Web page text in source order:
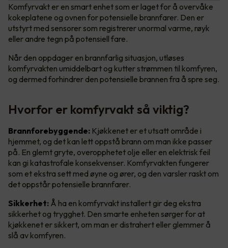
Komfyrvakt er en smart enhet som er laget for å overvåke
kokeplatene og ovnen for potensielle brannfarer. Den er
utstyrt med sensorer som registrerer unormal varme, røyk
eller andre tegn på potensiell fare.
Når den oppdager en brannfarlig situasjon, utløses
komfyrvakten umiddelbart og kutter strømmen til komfyren,
og dermed forhindrer den potensielle brannen fra å spre seg.
Hvorfor er komfyrvakt så viktig?
Brannforebyggende: Kjøkkenet er et utsatt område i
hjemmet, og det kan lett oppstå brann om man ikke passer
på. En glemt gryte, overopphetet olje eller en elektrisk feil
kan gi katastrofale konsekvenser. Komfyrvakten fungerer
som et ekstra sett med øyne og ører, og den varsler raskt om
det oppstår potensielle brannfarer.
Sikkerhet: Å ha en komfyrvakt installert gir deg ekstra
sikkerhet og trygghet. Den smarte enheten sørger for at
kjøkkenet er sikkert, om man er distrahert eller glemmer å
slå av komfyren.